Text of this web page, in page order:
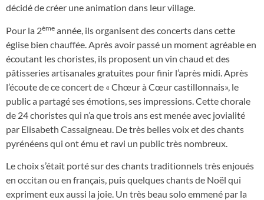
décidé de créer une animation dans leur village.
Pour la 2ème année, ils organisent des concerts dans cette
église bien chauffée. Après avoir passé un moment agréable en
écoutant les choristes, ils proposent un vin chaud et des
pâtisseries artisanales gratuites pour finir l’après midi. Après
l’écoute de ce concert de « Chœur à Cœur castillonnais», le
public a partagé ses émotions, ses impressions. Cette chorale
de 24 choristes qui n’a que trois ans est menée avec jovialité
par Elisabeth Cassaigneau. De très belles voix et des chants
pyrénéens qui ont ému et ravi un public très nombreux.
Le choix s’était porté sur des chants traditionnels très enjoués
en occitan ou en français, puis quelques chants de Noël qui
expriment eux aussi la joie. Un très beau solo emmené par la